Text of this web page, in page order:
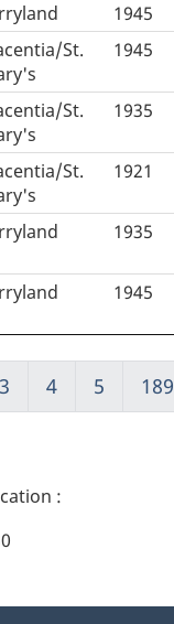
1945
St.
1945
St.
1935
St.
1921
1935
1945
Aller
à:
3
Aller
à:
4
Aller
à:
5
Aller
à:
189